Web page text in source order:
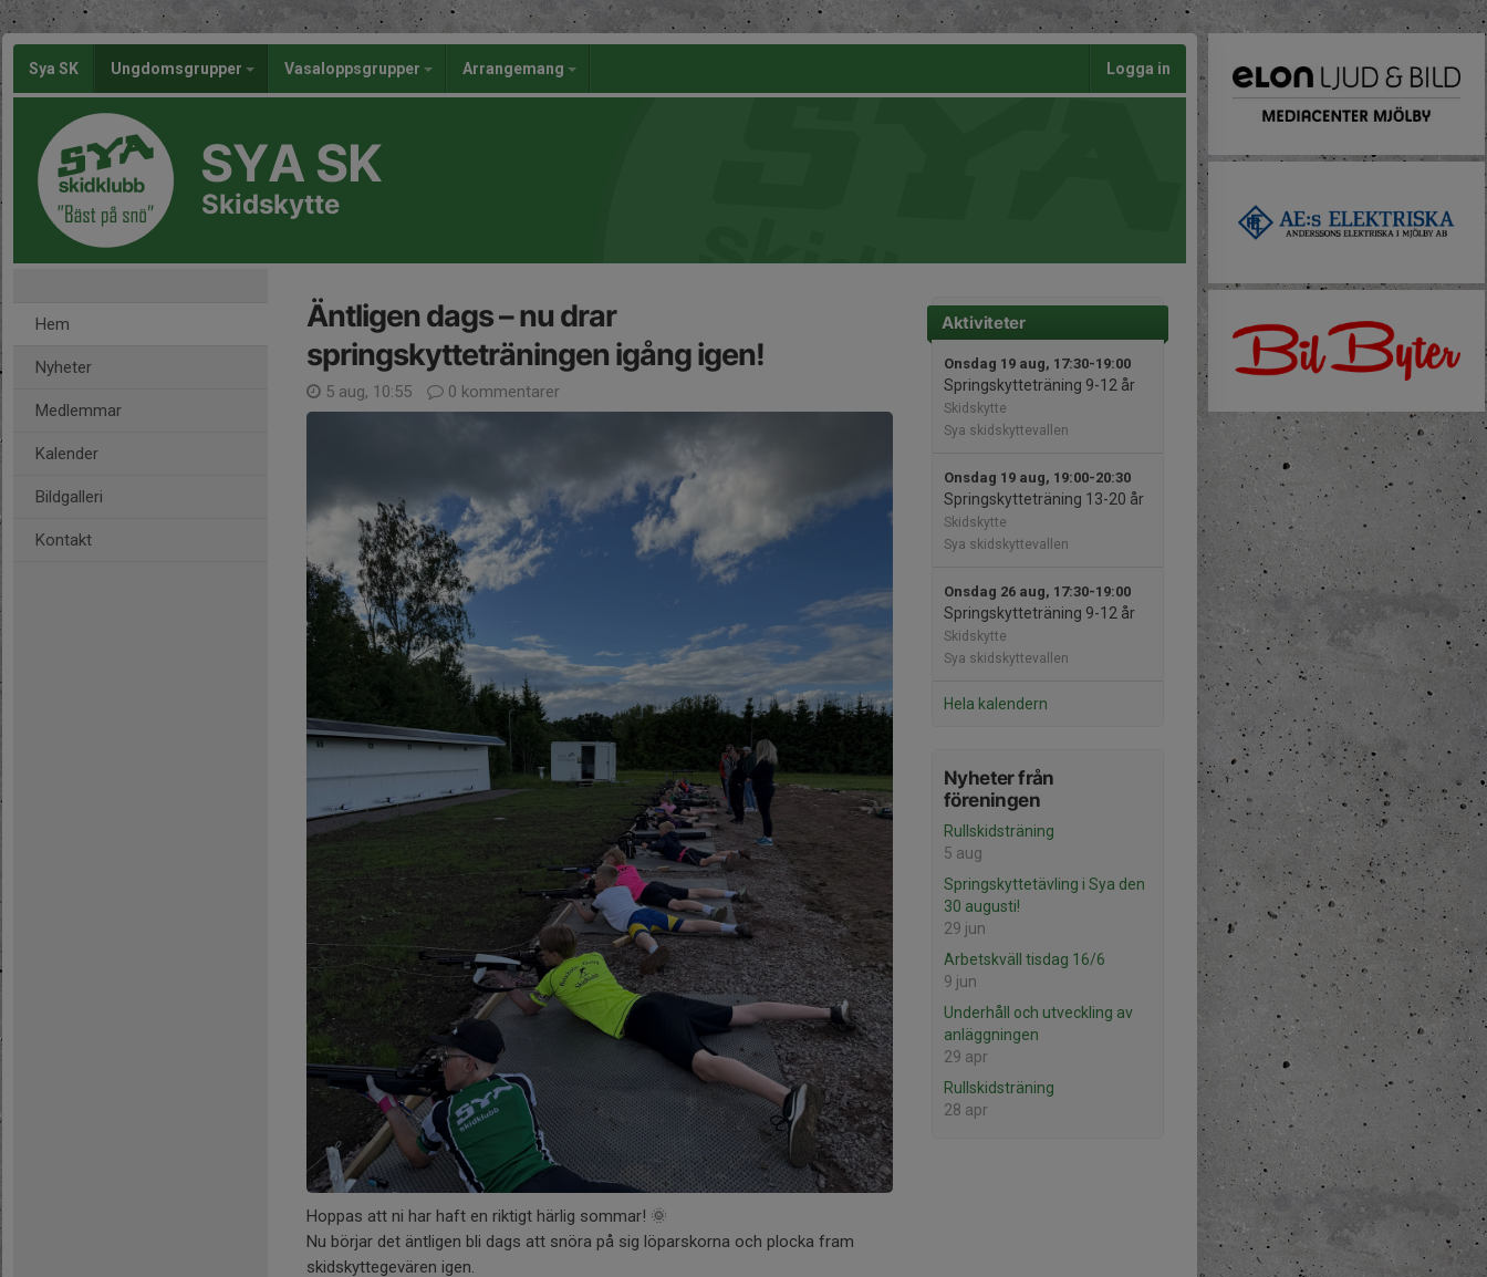
Sya SK Ungdomsgrupper Vasaloppsgrupper Arrangemang Logga in
SYA SK
Skidskytte
Hem
Nyheter
Medlemmar
Kalender
Bildgalleri
Kontakt
Aktiviteter
Onsdag 19 aug, 17:30-19:00
Springskytteträning 9-12 år
Skidskytte
Sya skidskyttevallen
Onsdag 19 aug, 19:00-20:30
Springskytteträning 13-20 år
Skidskytte
Sya skidskyttevallen
Onsdag 26 aug, 17:30-19:00
Springskytteträning 9-12 år
Skidskytte
Sya skidskyttevallen
Hela kalendern
Nyheter från
föreningen
Rullskidsträning
5 aug
Springskyttetävling i Sya den
30 augusti!
29 jun
Arbetskväll tisdag 16/6
9 jun
Underhåll och utveckling av
anläggningen
29 apr
Rullskidsträning
28 apr
Äntligen dags – nu drar
springskytteträningen igång igen!
5 aug, 10:55 0 kommentarer
Hoppas att ni har haft en riktigt härlig sommar! 🌞
Nu börjar det äntligen bli dags att snöra på sig löparskorna och plocka fram
skidskyttegevären igen.